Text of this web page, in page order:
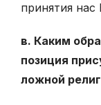
принятия нас
в. Каким
позиция
ложной